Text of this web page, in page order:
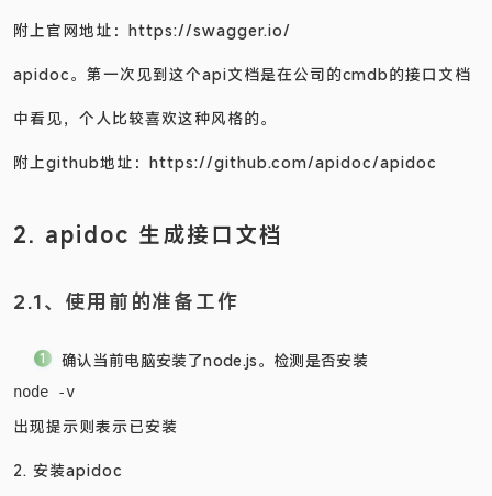
swagger 这款工具感觉是最常用的一款自动生成文档的工具。
附上官网地址：https://swagger.io/
apidoc。第一次见到这个api文档是在公司的cmdb的接口文档
中看见，个人比较喜欢这种风格的。
确认当前电脑安装了node.js。检测是否安装
出现提示则表示已安装